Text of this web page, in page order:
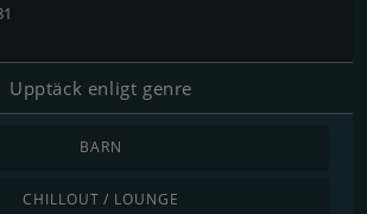
Upptäck enligt genre
BARN
CHILLOUT / LOUNGE